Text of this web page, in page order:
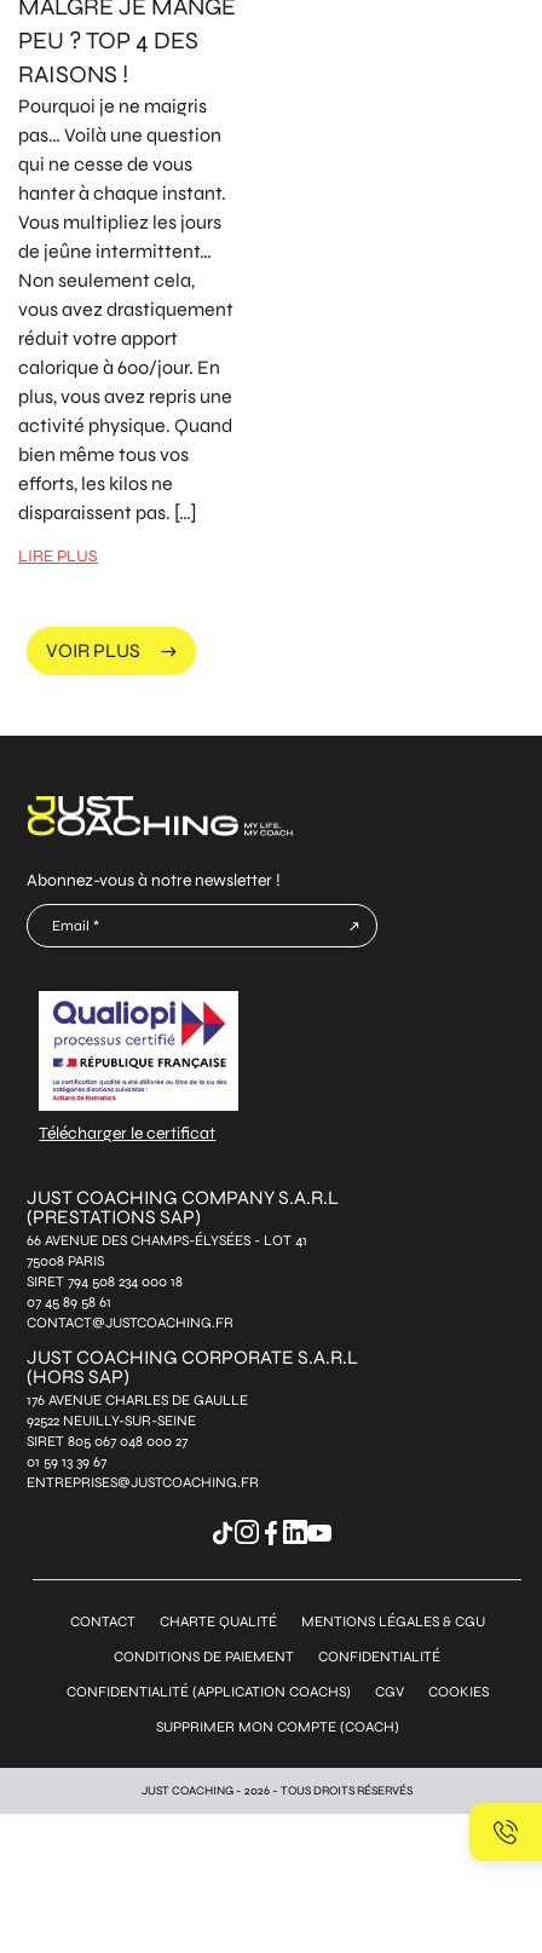
MALGRÉ JE MANGE
PEU ? TOP 4 DES
RAISONS !
Pourquoi je ne maigris
pas… Voilà une question
qui ne cesse de vous
hanter à chaque instant.
Vous multipliez les jours
de jeûne intermittent…
Non seulement cela,
vous avez drastiquement
réduit votre apport
calorique à 600/jour. En
plus, vous avez repris une
activité physique. Quand
bien même tous vos
efforts, les kilos ne
disparaissent pas. […]
LIRE PLUS
VOIR PLUS
Abonnez-vous à notre newsletter !
E-
mail
*
Télécharger le certificat
JUST COACHING COMPANY S.A.R.L
(PRESTATIONS SAP)
66 AVENUE DES CHAMPS-ÉLYSÉES - LOT 41
75008 PARIS
SIRET 794 508 234 000 18
07 45 89 58 61
CONTACT@JUSTCOACHING.FR
JUST COACHING CORPORATE S.A.R.L
(HORS SAP)
176 AVENUE CHARLES DE GAULLE
92522 NEUILLY-SUR-SEINE
SIRET 805 067 048 000 27
01 59 13 39 67
ENTREPRISES@JUSTCOACHING.FR
CONTACT CHARTE QUALITÉ MENTIONS LÉGALES & CGU
CONDITIONS DE PAIEMENT CONFIDENTIALITÉ
CONFIDENTIALITÉ (APPLICATION COACHS) CGV COOKIES
SUPPRIMER MON COMPTE (COACH)
JUST COACHING - 2026 - TOUS DROITS RÉSERVÉS